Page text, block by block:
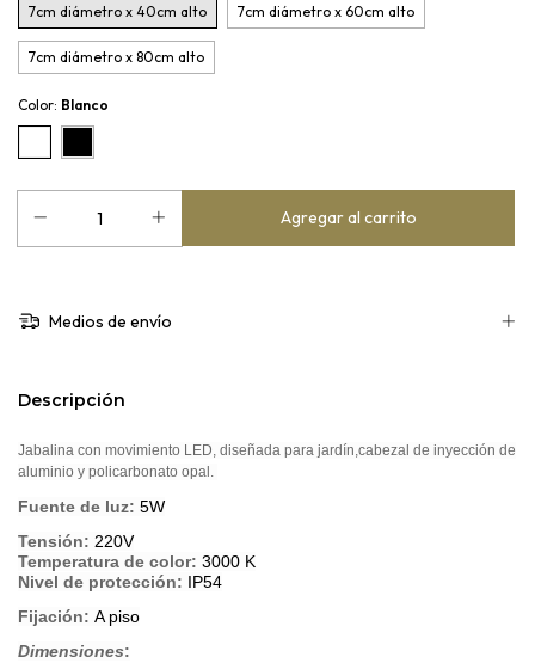
7cm diámetro x 40cm alto 7cm diámetro x 60cm alto
7cm diámetro x 80cm alto
Color: Blanco
Medios de envío
Descripción
Jabalina con movimiento LED, diseñada para jardín,cabezal de inyección de
aluminio y policarbonato opal.
Fuente de luz: 5W
Tensión: 220V
Temperatura de color: 3000 K
Nivel de protección: IP54
Fijación: A piso
Dimensiones: